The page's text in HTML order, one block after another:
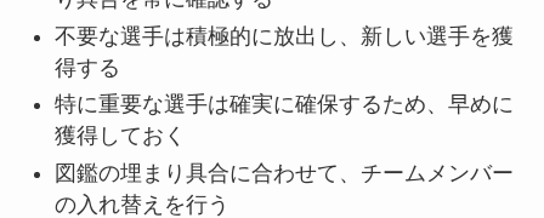
不要な選手は積極的に放出し、新しい選手を獲
得する
特に重要な選手は確実に確保するため、早めに
獲得しておく
図鑑の埋まり具合に合わせて、チームメンバー
の入れ替えを行う